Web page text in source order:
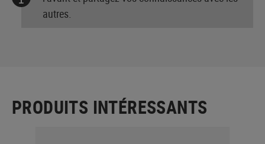
autres.
PRODUITS INTÉRESSANTS